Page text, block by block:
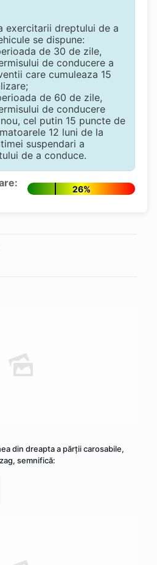
exercitarii dreptului de a
se dispune:
de 30 de zile,
de conducere a
care cumuleaza 15
de 60 de zile,
de conducere
cel putin 15 puncte de
12 luni de la
suspendari a
de a conduce.
26%
din dreapta a părţii carosabile,
semnifică: